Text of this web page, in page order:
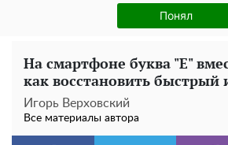
Понял
хрустящей и сочной капусты на
На смартфоне буква "Е"
как восстановить быстрый
Игорь Верховский
Все материалы автора